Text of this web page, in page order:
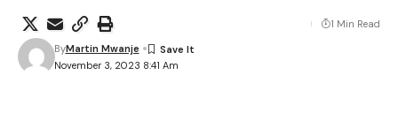
November 3, 2023 8:41 Am
ByMartin Mwanje
1 Min Read